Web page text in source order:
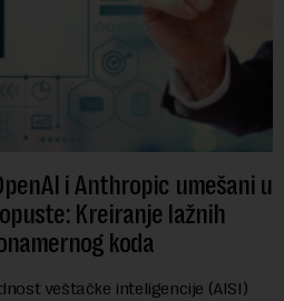
i Anthropic umešani u
Kreiranje lažnih
koda
veštačke inteligencije (AISI)